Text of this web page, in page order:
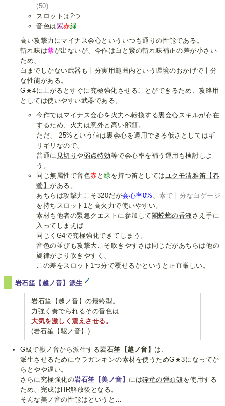
(50)
スロットは2つ
音色は紫赤緑
高い攻撃力にマイナス会心といういつも通りの性能である。
斬れ味は紫が出ないが、今作は白と紫の斬れ味補正の差が小さい
ため、
白までしかない武器も十分実用範囲内という環境のおかげで十分
な性能がある。
G★4に上がるとすぐに究極強化させることができるため、攻略用
としては使いやすい武器である。
今作ではマイナス会心を火力へ転換する裏会心スキルが存在
するため、火力は意外と高い部類。
ただ、-25%という値は裏会心を適用できる低さとしてはギ
リギリなので、
普通に 見切りや弱点特効等で会心率を補う運用も検討しよ
う。
同じ無属性で音色赤 と緑を持つ笛としてはユクモ清雅笛【春
鶯】がある。
あちらは攻撃力こそ320だが会心率0% 、素で十分な白ゲージ
を持ちスロット1と高火力で使いやすい。
素材も他者の緊急クエストに参加して 閣螳螂の香液 さえ手に
入ってしまえば
同じくG4で究極強化できてしまう。
音色の並びも攻撃大こそ吹きやすさは同じだがあちらは他の
旋律がより吹きやすく、
この差をスロット1つ分で覆せるかというと正直厳しい。
岩石笙【越ノ音】派生
岩石笙【越ノ音】の最終型。
力強く奏でられるその音色は
大気を激しく震えさせる。
(岩石笙【駆ノ音】)
G級で獣ノ音から派生する岩石笙【越ノ音】 は、
派生させるためにウラガンキンの素材を使うためG★3になってか
らとやや遅い。
さらに究極強化の岩石笙【美ノ音】 には砕竜の弾頭殻を使用する
ため、完成はHR解放後となる。
そんな美ノ音の性能はというと…